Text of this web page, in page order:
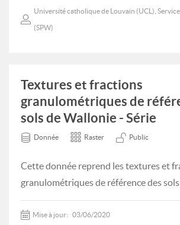
Université catholique de Louvain (UCL),
(SPW)
Textures et fractions
granulométriques de
sols de Wallonie - Série
Donnée Raster Public
Cette donnée reprend les textures et
granulométriques de référence des
Mise à jour: 03/06/2020